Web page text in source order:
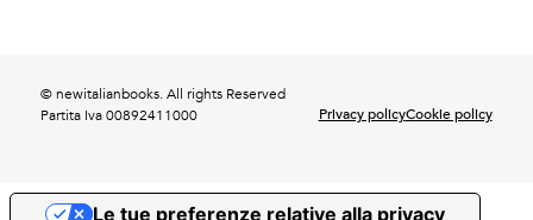
© newitalianbooks. All rights Reserved
Partita Iva 00892411000
Privacy policyCookie policy
Le tue preferenze relative alla privacy